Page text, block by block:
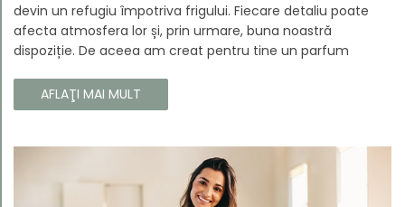
devin un refugiu împotriva frigului. Fiecare detaliu poate
afecta atmosfera lor și, prin urmare, buna noastră
dispoziție. De aceea am creat pentru tine un parfum
fiecare colț al casei tale cu căldura și magia aromelor de
iarnă. Noua noastră compoziție combină notele picante și
interiorul casei tale. Te va face să vrei ca momentele
trecătoare ale iernii să dureze mai mult timp.
AFLAŢI MAI MULT